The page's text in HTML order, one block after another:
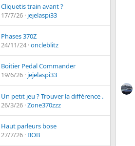
Cliquetis train avant ?
17/7/26 jejelaspi33
Phases 370Z
24/11/24 oncleblitz
Boitier Pedal Commander
19/6/26 jejelaspi33
Un petit jeu ? Trouver la différence .
26/3/26 Zone370zzz
Haut parleurs bose
27/7/26 BOB